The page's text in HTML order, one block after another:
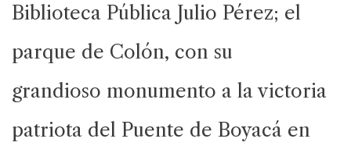
Biblioteca Pública Julio Pérez; el
parque de Colón, con su
grandioso monumento a la victoria
patriota del Puente de Boyacá en